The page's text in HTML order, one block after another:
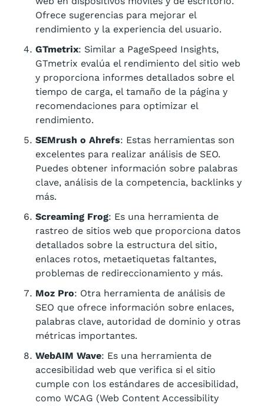
Ofrece sugerencias para mejorar el
rendimiento y la experiencia del usuario.
GTmetrix: Similar a PageSpeed Insights,
GTmetrix evalúa el rendimiento del sitio web
y proporciona informes detallados sobre el
tiempo de carga, el tamaño de la página y
recomendaciones para optimizar el
rendimiento.
SEMrush o Ahrefs: Estas herramientas son
excelentes para realizar análisis de SEO.
Puedes obtener información sobre palabras
clave, análisis de la competencia, backlinks y
más.
Screaming Frog: Es una herramienta de
rastreo de sitios web que proporciona datos
detallados sobre la estructura del sitio,
enlaces rotos, metaetiquetas faltantes,
problemas de redireccionamiento y más.
Moz Pro: Otra herramienta de análisis de
SEO que ofrece información sobre enlaces,
palabras clave, autoridad de dominio y otras
métricas importantes.
WebAIM Wave: Es una herramienta de
accesibilidad web que verifica si el sitio
cumple con los estándares de accesibilidad,
como WCAG (Web Content Accessibility